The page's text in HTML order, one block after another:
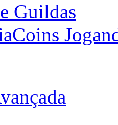
Guildas